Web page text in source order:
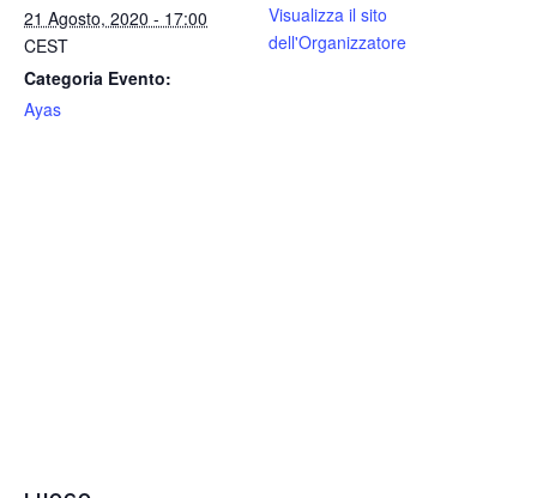
21 Agosto, 2020 - 17:00
CEST
Categoria Evento:
Ayas
Visualizza il sito
dell'Organizzatore